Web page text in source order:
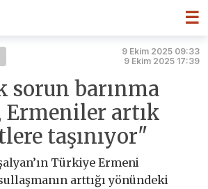
☰
9 Ekim 2025 09:33
9 Ekim 2025 17:39
sorun barınma
Ermeniler artık
taşınıyor"
Türkiye Ermeni
arttığı yönündeki